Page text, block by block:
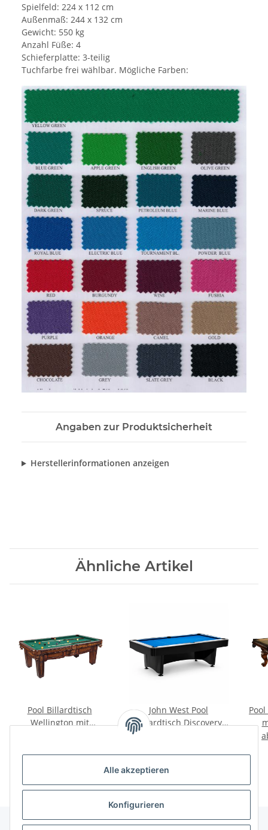
Alle akzeptieren
Konfigurieren
Spielfeld: 224 x 112 cm
Außenmaß: 244 x 132 cm
Gewicht: 550 kg
Anzahl Füße: 4
Schieferplatte: 3-teilig
Tuchfarbe frei wählbar. Mögliche Farben:
Angaben zur Produktsicherheit
Herstellerinformationen anzeigen
Ähnliche Artikel
Pool Billardtisch
Wellington mit
John West Pool
Billardtisch Discovery